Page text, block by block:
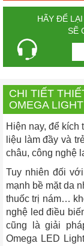
HÃY ĐỂ
SẼ
CHI TIẾT
OMEGA LIGHT
Hiện nay, để kích
liệu làm đầy và
châu, công nghệ
Tuy nhiên đối
mạnh bề mặt da
thuốc trị nám…
nghệ led điều
cũng là giải
Omega LED